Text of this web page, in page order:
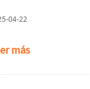
04-22
más